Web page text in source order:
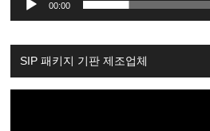
00:00
SIP 패키지 기판 제조업체